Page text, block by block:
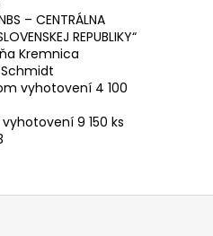
– CENTRÁLNA
REPUBLIKY“
Kremnica
vyhotovení 4 100
9 150 ks